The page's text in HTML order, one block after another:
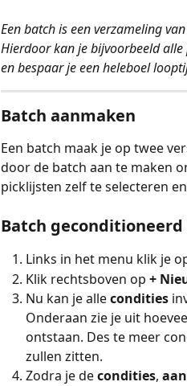
Een batch is een verzameling
Hierdoor kan je bijvoorbeeld
en bespaar je een heleboel
Batch aanmaken
Een batch maak je op twee
door de batch aan te maken
picklijsten zelf te selecteren
Batch
Links in het menu klik je
Klik rechtsboven op +
Nu kan je alle condities
Onderaan zie je uit
ontstaan. Des te meer
zullen zitten.
Zodra je de condities,